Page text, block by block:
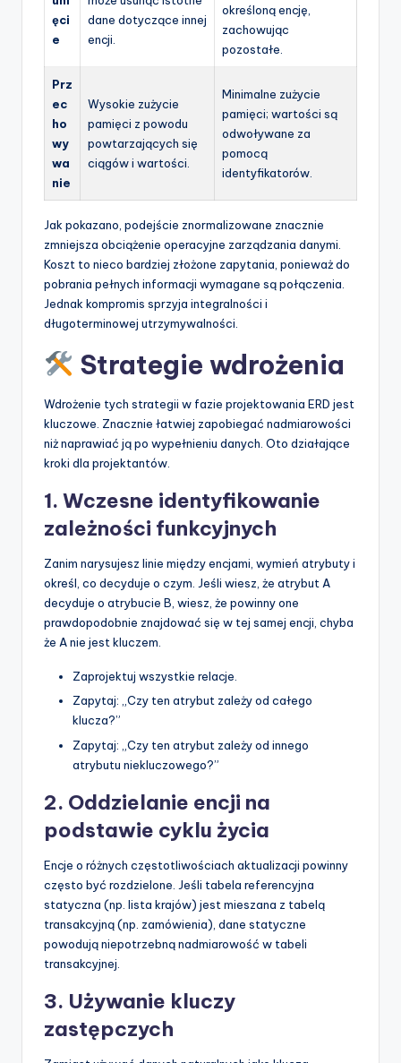
ęci
e
dane dotyczące innej
encji.
określoną encję,
zachowując
pozostałe.
Prz
ec
ho
wy
wa
nie
Wysokie zużycie
pamięci z powodu
powtarzających się
ciągów i wartości.
Minimalne zużycie
pamięci; wartości są
odwoływane za
pomocą
identyfikatorów.
Jak pokazano, podejście znormalizowane znacznie
zmniejsza obciążenie operacyjne zarządzania danymi.
Koszt to nieco bardziej złożone zapytania, ponieważ do
pobrania pełnych informacji wymagane są połączenia.
Jednak kompromis sprzyja integralności i
długoterminowej utrzymywalności.
Strategie wdrożenia
Wdrożenie tych strategii w fazie projektowania ERD jest
kluczowe. Znacznie łatwiej zapobiegać nadmiarowości
niż naprawiać ją po wypełnieniu danych. Oto działające
kroki dla projektantów.
1. Wczesne identyfikowanie
zależności funkcyjnych
Zanim narysujesz linie między encjami, wymień atrybuty i
określ, co decyduje o czym. Jeśli wiesz, że atrybut A
decyduje o atrybucie B, wiesz, że powinny one
prawdopodobnie znajdować się w tej samej encji, chyba
że A nie jest kluczem.
Zaprojektuj wszystkie relacje.
Zapytaj: „Czy ten atrybut zależy od całego
klucza?”
Zapytaj: „Czy ten atrybut zależy od innego
atrybutu niekluczowego?”
2. Oddzielanie encji na
podstawie cyklu życia
Encje o różnych częstotliwościach aktualizacji powinny
często być rozdzielone. Jeśli tabela referencyjna
statyczna (np. lista krajów) jest mieszana z tabelą
transakcyjną (np. zamówienia), dane statyczne
powodują niepotrzebną nadmiarowość w tabeli
transakcyjnej.
3. Używanie kluczy
zastępczych